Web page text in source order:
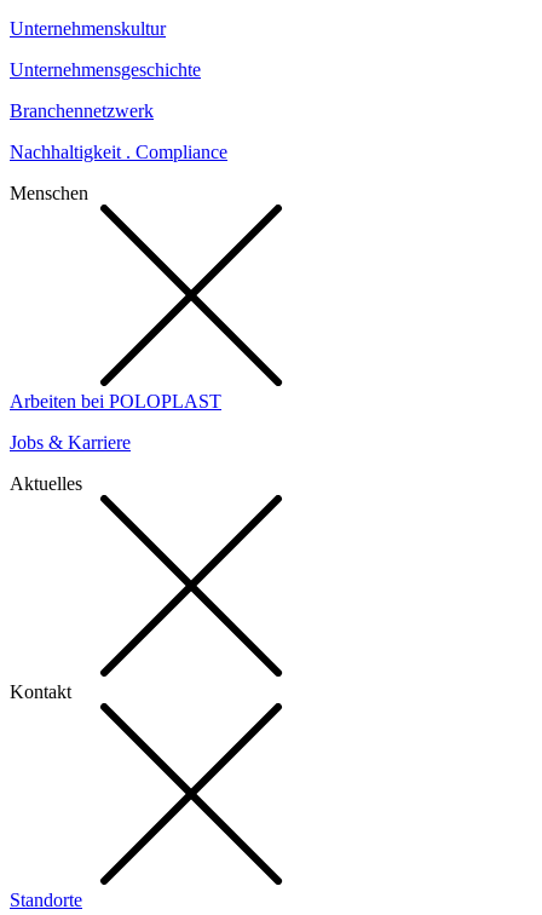
Unternehmenskultur
Unternehmensgeschichte
Branchennetzwerk
Nachhaltigkeit . Compliance
Menschen
Arbeiten bei POLOPLAST
Jobs & Karriere
Aktuelles
Kontakt
Standorte